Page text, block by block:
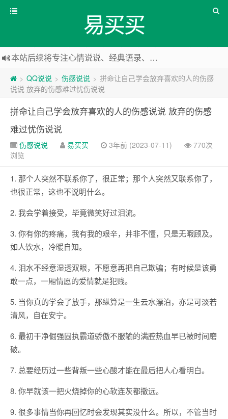
易买买
本站后续将专注心情说说、经典语录、心情随笔等
本站改版，下架友情链接
> QQ说说 > 伤感说说 > 拼命让自己学会放弃喜欢的人的伤感
说说 放弃的伤感难过忧伤说说
拼命让自己学会放弃喜欢的人的伤感说说 放弃的伤感
难过忧伤说说
伤感说说 易买买 3年前 (2023-07-11)
770次
浏览
1. 那个人突然不联系你了，很正常；那个人突然又联系你了，
也很正常，这也不说明什么。
2. 我会学着接受，毕竟微笑好过泪流。
3. 你有你的疼痛，我有我的艰辛，并非不懂，只是无暇顾及。
如人饮水，冷暖自知。
4. 泪水不经意湿透双眼，不愿意再把自己欺骗；有时候是该勇
敢一点，一厢情愿的爱情就是犯贱。
5. 当你真的学会了放手，那纵算是一生云水漂泊，亦是可淡若
清风，自在安宁。
6. 最初干净倔强固执霸道骄傲不服输的满腔热血早已被时间磨
破。
7. 总要经历过一些背叛一些心酸才能在最后把人心看明白。
8. 你早就该一把火烧掉你的心软连灰都撒远。
9. 很多事情当你再回忆时会发现其实没什么。所以，不管当时